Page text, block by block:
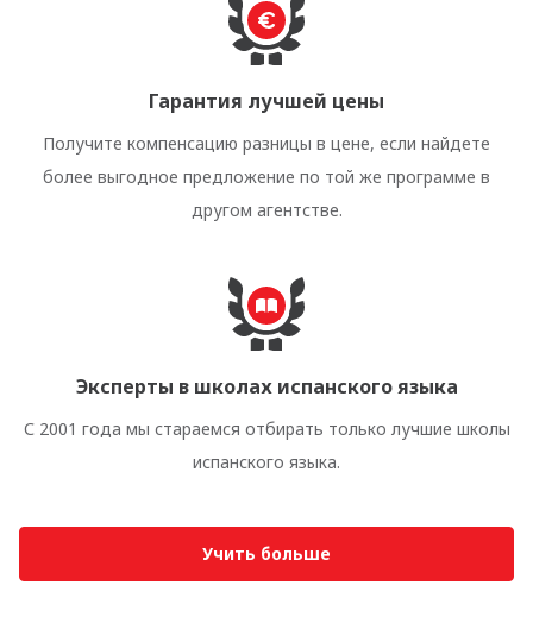
Гарантия лучшей цены
Получите компенсацию разницы в цене, если найдете
более выгодное предложение по той же программе в
другом агентстве.
Эксперты в школах испанского языка
С 2001 года мы стараемся отбирать только лучшие школы
испанского языка.
Учить больше